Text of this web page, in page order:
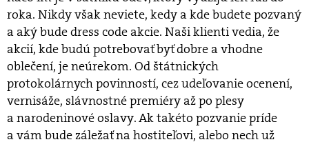
roka. Nikdy však neviete, kedy a kde budete pozvaný
a aký bude dress code akcie. Naši klienti vedia, že
akcií, kde budú potrebovať byť dobre a vhodne
oblečení, je neúrekom. Od štátnických
protokolárnych povinností, cez udeľovanie ocenení,
vernisáže, slávnostné premiéry až po plesy
a narodeninové oslavy. Ak takéto pozvanie príde
a vám bude záležať na hostiteľovi, alebo nech už